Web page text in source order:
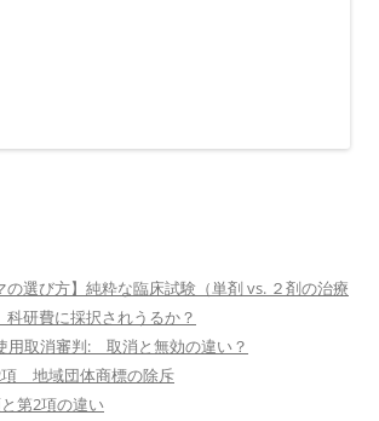
の選び方】純粋な臨床試験（単剤 vs. ２剤の治療
研費に採択されうるか？
取消審判: 取消と無効の違い？
項 地域団体商標の除斥
第2項の違い